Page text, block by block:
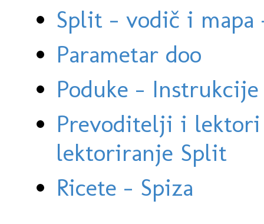
Split - vodič i
Parametar doo
Poduke -
Prevoditelji i
lektoriranje Split
Ricete - Spiza